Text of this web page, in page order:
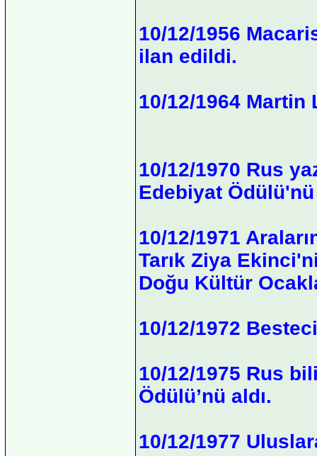
10/12/1956
ilan edildi.
10/12/1964 Martin
10/12/1970 Rus
Edebiyat Ödülü'nü
10/12/1971
Tarık Ziya
Doğu Kültür
10/12/1972
10/12/1975 Rus
Ödülü’nü aldı.
10/12/1977